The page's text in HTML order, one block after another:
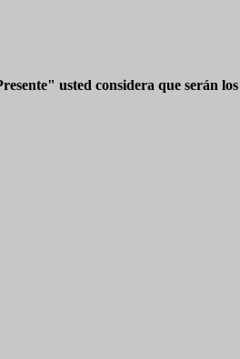
usted considera que serán